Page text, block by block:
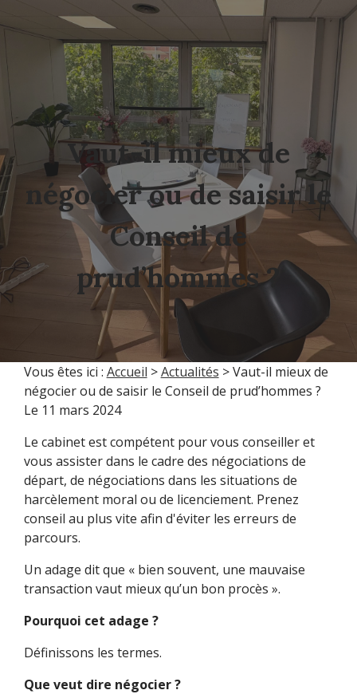
Vaut-il mieux de
négocier ou de saisir le
Conseil de
prud’hommes ?
Vous êtes ici : Accueil >Actualités > Vaut-il mieux de
négocier ou de saisir le Conseil de prud’hommes ?
Le 11 mars 2024
Le cabinet est compétent pour vous conseiller et
vous assister dans le cadre des négociations de
départ, de négociations dans les situations de
harcèlement moral ou de licenciement. Prenez
conseil au plus vite afin d'éviter les erreurs de
parcours.
Un adage dit que « bien souvent, une mauvaise
transaction vaut mieux qu’un bon procès ».
Pourquoi cet adage ?
Définissons les termes.
Que veut dire négocier ?